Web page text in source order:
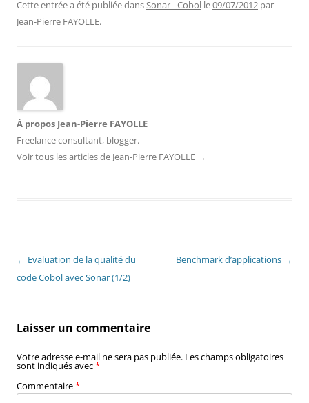
Cette entrée a été publiée dansSonar - Cobol le09/07/2012 par
Jean-Pierre FAYOLLE.
À propos Jean-Pierre FAYOLLE
Freelance consultant, blogger.
Voir tous les articles de Jean-Pierre FAYOLLE →
Navigation
des
← Evaluation de la qualité du
code Cobol avec Sonar (1/2)
Benchmark d’applications →
Laisser un commentaire
Votre adresse e-mail ne sera pas publiée. Les champs obligatoires
sont indiqués avec*
Commentaire*